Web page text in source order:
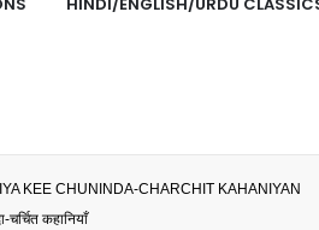
KEE CHUNINDA-CHARCHIT KAHANIYAN
चर्चित कहानियाँ